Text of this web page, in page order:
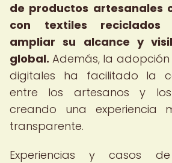
de productos artesanales
con textiles reciclados
ampliar su alcance y
global. Además, la
digitales ha facilitado la
entre los artesanos y los
creando una experiencia
transparente.
Experiencias y casos